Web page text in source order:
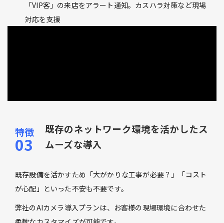
「VIP客」の来店をアラート通知。カスハラ対策など現場
対応を支援
既存のネットワーク環境を活かしたス
ムーズな導入
既存設備を活かすため「大がかりな工事が必要？」「コスト
が心配」といった不安も不要です。
弊社のAIカメラ導入プランは、お客様の現場環境に合わせた